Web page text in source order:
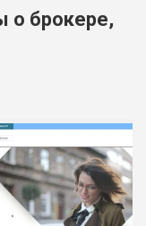
о брокере,